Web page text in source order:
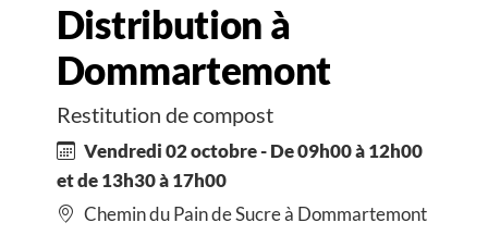
Distribution à
Dommartemont
Restitution de compost
Vendredi 02 octobre - De 09h00 à 12h00
et de 13h30 à 17h00
Chemin du Pain de Sucre à Dommartemont